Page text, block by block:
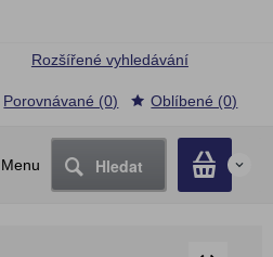
Menu Hledat 0
Rozšířené vyhledávání
Porovnávané (0) Oblíbené (0)